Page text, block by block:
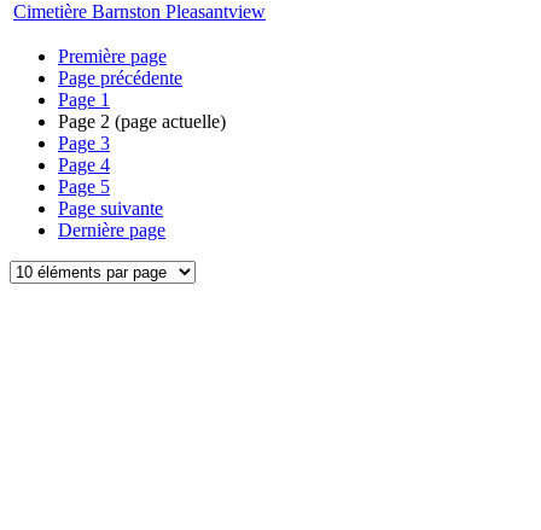
Cimetière Barnston Pleasantview
Première page
Page précédente
Page 1
Page 2 (page actuelle)
Page 3
Page 4
Page 5
Page suivante
Dernière page